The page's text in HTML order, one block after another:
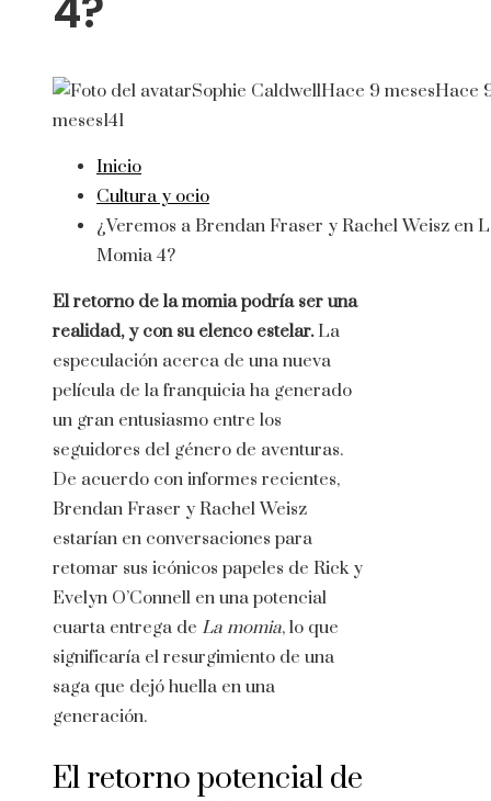
Sophie CaldwellHace 9 mesesHace
meses141
Inicio
Cultura y ocio
¿Veremos a Brendan Fraser y Rachel Weisz en
Momia 4?
El retorno de la momia podría ser una
realidad, y con su elenco estelar.La
especulación acerca de una nueva
película de la franquicia ha generado
un gran entusiasmo entre los
seguidores del género de aventuras.
De acuerdo con informes recientes,
Brendan Fraser y Rachel Weisz
estarían en conversaciones para
retomar sus icónicos papeles de Rick y
Evelyn O’Connell en una potencial
cuarta entrega de La momia, lo que
significaría el resurgimiento de una
saga que dejó huella en una
generación.
El retorno potencial de